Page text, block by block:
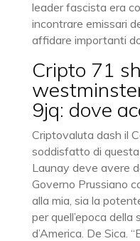
leader fascista era
incontrare emissari
affidare importanti
Cripto 71
9jq: dove
Criptovaluta dash il
soddisfatto di
Launay deve avere
Governo Prussiano
alla mia, sia la
per quell’epoca
d’America. De Sica.